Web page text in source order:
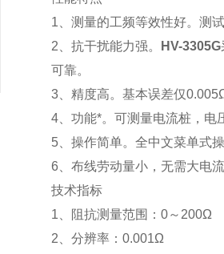
1、测量的工频等效性好。测
2、抗干扰能力强。
HV-3305G
可靠。
3、精度高。基本误差仅
4、功能*。可测量电流桩，电
5、操作简单。全中文菜单式
6、布线劳动量小，无需大电流
技术指标
1、阻抗测量范围：0～200Ω
2、分辨率：0.001Ω